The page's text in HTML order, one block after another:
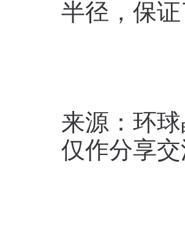
半径，保
来源：环球
仅作分享